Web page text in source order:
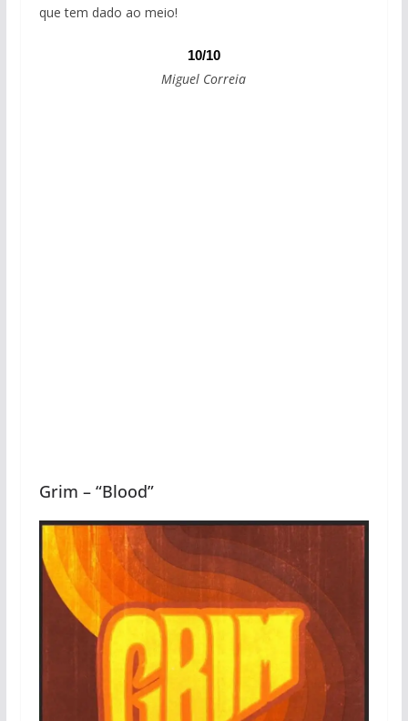
que tem dado ao meio!
10/10
Miguel Correia
Grim – “Blood”